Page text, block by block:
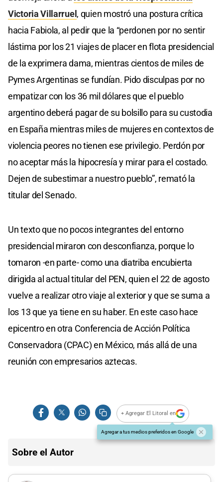
Victoria Villarruel, quien mostró una postura crítica
hacia Fabiola, al pedir que la “perdonen por no sentir
lástima por los 21 viajes de placer en flota presidencial
de la exprimera dama, mientras cientos de miles de
Pymes Argentinas se fundían. Pido disculpas por no
empatizar con los 36 mil dólares que el pueblo
argentino deberá pagar de su bolsillo para su custodia
en España mientras miles de mujeres en contextos de
violencia peores no tienen ese privilegio. Perdón por
no aceptar más la hipocresía y mirar para el costado.
Dejen de subestimar a nuestro pueblo”, remató la
titular del Senado.
Un texto que no pocos integrantes del entorno
presidencial miraron con desconfianza, porque lo
tomaron -en parte- como una diatriba encubierta
dirigida al actual titular del PEN, quien el 22 de agosto
vuelve a realizar otro viaje al exterior y que se suma a
los 13 que ya tiene en su haber. En este caso hace
epicentro en otra Conferencia de Acción Política
Conservadora (CPAC) en México, más allá de una
reunión con empresarios aztecas.
+ Agregar El Litoral en
Agregar a tus medios preferidos en Google
Sobre el Autor